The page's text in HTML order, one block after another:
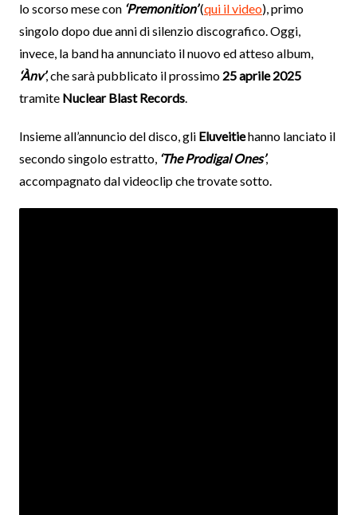
lo scorso mese con ‘Premonition’(qui il video), primo
singolo dopo due anni di silenzio discografico. Oggi,
invece, la band ha annunciato il nuovo ed atteso album,
‘Ànv’, che sarà pubblicato il prossimo 25 aprile 2025
tramite Nuclear Blast Records.
Insieme all’annuncio del disco, gli Eluveitiehanno lanciato il
secondo singolo estratto, ‘The Prodigal Ones’,
accompagnato dal videoclip che trovate sotto.